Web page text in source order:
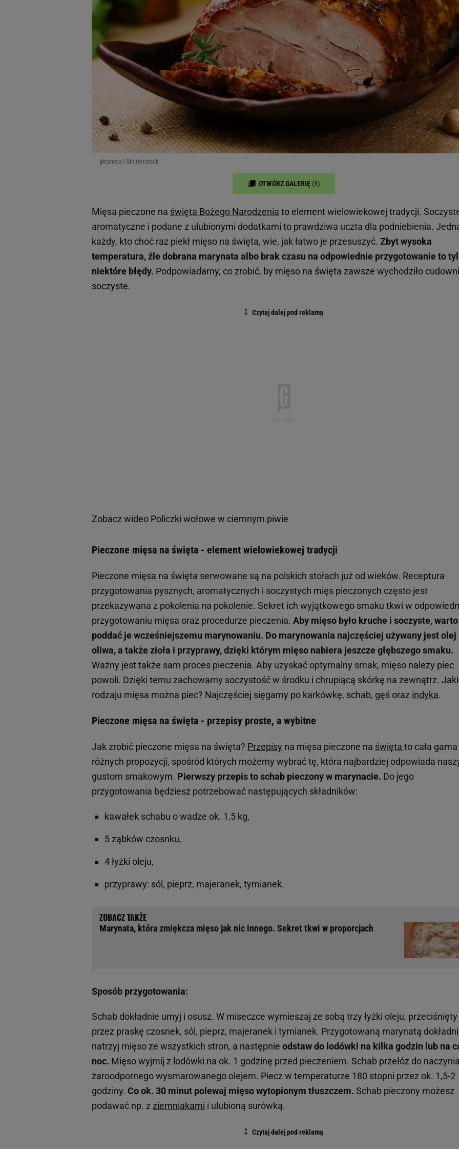
gkrphoto / Shutterstock
OTWÓRZ GALERIĘ (3)
Mięsa pieczone na święta Bożego Narodzenia to element wielowiekowej tradycji.
aromatyczne i podane z ulubionymi dodatkami to prawdziwa uczta dla podniebienia.
każdy, kto choć raz piekł mięso na święta, wie, jak łatwo je przesuszyć. Zbyt wysoka
temperatura, źle dobrana marynata albo brak czasu na odpowiednie przygotowanie to
niektóre błędy. Podpowiadamy, co zrobić, by mięso na święta zawsze wychodziło
soczyste.
Zobacz wideo Policzki wołowe w ciemnym piwie
Pieczone mięsa na święta - element wielowiekowej tradycji
Pieczone mięsa na święta serwowane są na polskich stołach już od wieków. Receptura
przygotowania pysznych, aromatycznych i soczystych mięs pieczonych często jest
przekazywana z pokolenia na pokolenie. Sekret ich wyjątkowego smaku tkwi w
przygotowaniu mięsa oraz procedurze pieczenia. Aby mięso było kruche i soczyste, warto
poddać je wcześniejszemu marynowaniu. Do marynowania najczęściej używany jest olej
oliwa, a także zioła i przyprawy, dzięki którym mięso nabiera jeszcze głębszego smaku.
Ważny jest także sam proces pieczenia. Aby uzyskać optymalny smak, mięso należy piec
powoli. Dzięki temu zachowamy soczystość w środku i chrupiącą skórkę na zewnątrz.
rodzaju mięsa można piec? Najczęściej sięgamy po karkówkę, schab, gęś oraz indyka.
Pieczone mięsa na święta - przepisy proste, a wybitne
Jak zrobić pieczone mięsa na święta? Przepisy na mięsa pieczone na święta to cała gama
różnych propozycji, spośród których możemy wybrać tę, która najbardziej odpowiada
gustom smakowym. Pierwszy przepis to schab pieczony w marynacie. Do jego
przygotowania będziesz potrzebować następujących składników:
kawałek schabu o wadze ok. 1,5 kg,
5 ząbków czosnku,
4 łyżki oleju,
przyprawy: sól, pieprz, majeranek, tymianek.
Marynata, która zmiękcza mięso jak nic innego. Sekret tkwi w proporcjach
Sposób przygotowania:
Schab dokładnie umyj i osusz. W miseczce wymieszaj ze sobą trzy łyżki oleju, przeciśnięty
przez praskę czosnek, sól, pieprz, majeranek i tymianek. Przygotowaną marynatą
natrzyj mięso ze wszystkich stron, a następnie odstaw do lodówki na kilka godzin lub na
noc. Mięso wyjmij z lodówki na ok. 1 godzinę przed pieczeniem. Schab przełóż do
żaroodpornego wysmarowanego olejem. Piecz w temperaturze 180 stopni przez ok. 1,5-2
godziny. Co ok. 30 minut polewaj mięso wytopionym tłuszczem. Schab pieczony możesz
podawać np. zziemniakami i ulubioną surówką.